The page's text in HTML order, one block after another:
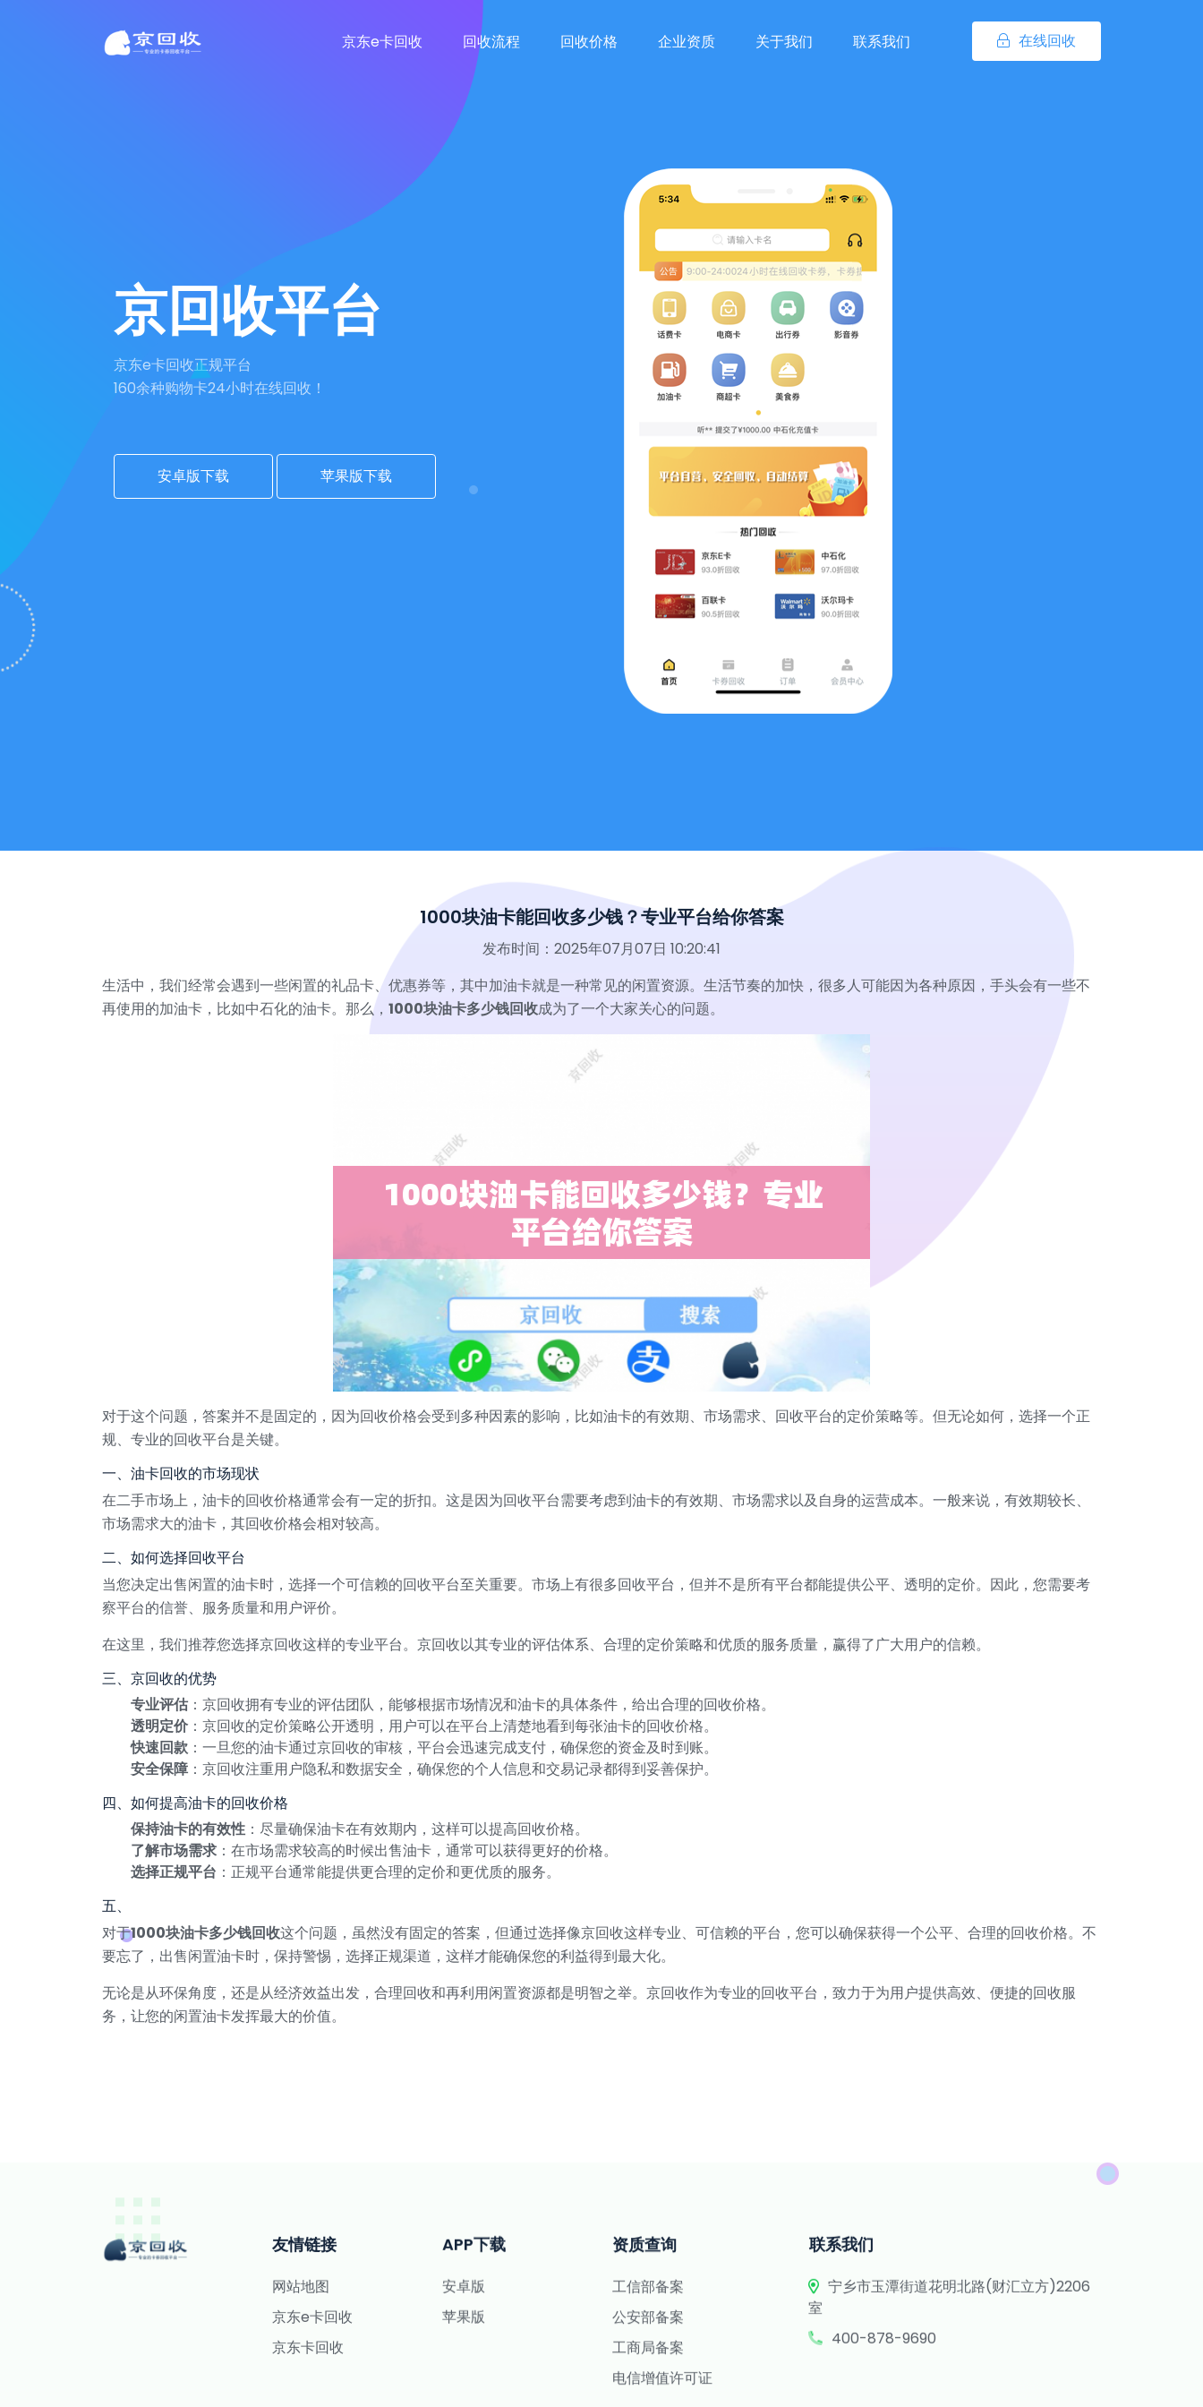
在线回收
京东e卡回收 回收流程 回收价格 企业资质 关于我们 联系我们
京回收平台
京东e卡回收正规平台
160余种购物卡24小时在线回收！
安卓版下载 苹果版下载
1000块油卡能回收多少钱？专业平台给你答案
发布时间：2025年07月07日 10:20:41
生活中，我们经常会遇到一些闲置的礼品卡、优惠券等，其中加油卡就是一种常见的闲置资源。生活节奏的加快，很多人可能因为各种原因，手头会有一些不
再使用的加油卡，比如中石化的油卡。那么， 1000块油卡多少钱回收成为了一个大家关心的问题。
对于这个问题，答案并不是固定的，因为回收价格会受到多种因素的影响，比如油卡的有效期、市场需求、回收平台的定价策略等。但无论如何，选择一个正
规、专业的回收平台是关键。
一、油卡回收的市场现状
在二手市场上，油卡的回收价格通常会有一定的折扣。这是因为回收平台需要考虑到油卡的有效期、市场需求以及自身的运营成本。一般来说，有效期较长、
市场需求大的油卡，其回收价格会相对较高。
二、如何选择回收平台
当您决定出售闲置的油卡时，选择一个可信赖的回收平台至关重要。市场上有很多回收平台，但并不是所有平台都能提供公平、透明的定价。因此，您需要考
察平台的信誉、服务质量和用户评价。
在这里，我们推荐您选择京回收这样的专业平台。京回收以其专业的评估体系、合理的定价策略和优质的服务质量，赢得了广大用户的信赖。
三、京回收的优势
专业评估：京回收拥有专业的评估团队，能够根据市场情况和油卡的具体条件，给出合理的回收价格。
透明定价：京回收的定价策略公开透明，用户可以在平台上清楚地看到每张油卡的回收价格。
快速回款：一旦您的油卡通过京回收的审核，平台会迅速完成支付，确保您的资金及时到账。
安全保障 ：京回收注重用户隐私和数据安全，确保您的个人信息和交易记录都得到妥善保护。
四、如何提高油卡的回收价格
保持油卡的有效性 ：尽量确保油卡在有效期内，这样可以提高回收价格。
了解市场需求 ：在市场需求较高的时候出售油卡，通常可以获得更好的价格。
选择正规平台 ：正规平台通常能提供更合理的定价和更优质的服务。
五、
对于1000块油卡多少钱回收这个问题，虽然没有固定的答案，但通过选择像京回收这样专业、可信赖的平台，您可以确保获得一个公平、合理的回收价格。不
要忘了，出售闲置油卡时，保持警惕，选择正规渠道，这样才能确保您的利益得到最大化。
无论是从环保角度，还是从经济效益出发，合理回收和再利用闲置资源都是明智之举。京回收作为专业的回收平台，致力于为用户提供高效、便捷的回收服
务，让您的闲置油卡发挥最大的价值。
友情链接
网站地图
京东e卡回收
京东卡回收
APP下载
安卓版
苹果版
资质查询
工信部备案
公安部备案
工商局备案
电信增值许可证
联系我们
宁乡市玉潭街道花明北路(财汇立方)2206
室
400-878-9690